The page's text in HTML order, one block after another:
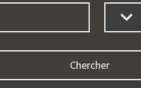
d'études
et
de
recherche